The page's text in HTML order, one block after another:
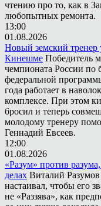
чтению про то, как в
любопытных ремонта.
13:00
01.08.2026
Новый земский тренер
Кинешме Победитель
чемпионата России по
федеральной
года работает в
комплексе. При этом
бросил и теперь
молодому тренеру
Геннадий Евсеев.
12:00
01.08.2026
«Разум» против
делах Виталий
настаивал, чтобы его
не «Раззява», как